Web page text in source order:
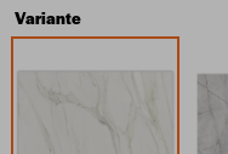
Variante